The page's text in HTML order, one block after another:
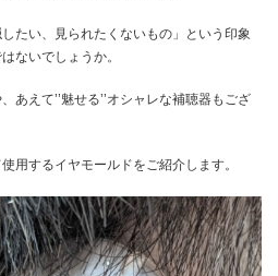
たい、見られたくないもの」という印象
ないでしょうか。
あえて’’魅せる’’オシャレな補聴器もござ
用するイヤモールドをご紹介します。